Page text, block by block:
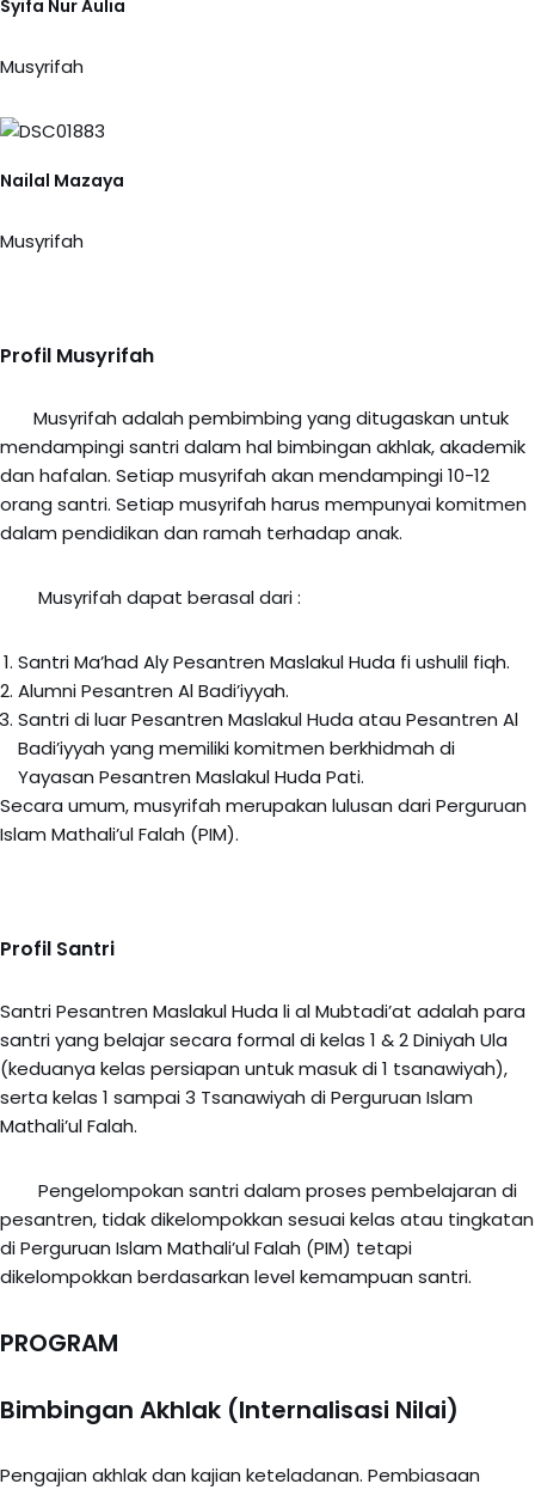
Syifa Nur Aulia
Musyrifah
Nailal Mazaya
Musyrifah
Profil Musyrifah
Musyrifah adalah pembimbing yang ditugaskan untuk
mendampingi santri dalam hal bimbingan akhlak, akademik
dan hafalan. Setiap musyrifah akan mendampingi 10-12
orang santri. Setiap musyrifah harus mempunyai komitmen
dalam pendidikan dan ramah terhadap anak.
Musyrifah dapat berasal dari :
Santri Ma’had Aly Pesantren Maslakul Huda fi ushulil fiqh.
Alumni Pesantren Al Badi’iyyah.
Santri di luar Pesantren Maslakul Huda atau Pesantren Al
Badi’iyyah yang memiliki komitmen berkhidmah di
Yayasan Pesantren Maslakul Huda Pati.
Secara umum, musyrifah merupakan lulusan dari Perguruan
Islam Mathali’ul Falah (PIM).
Profil Santri
Santri Pesantren Maslakul Huda li al Mubtadi’at adalah para
santri yang belajar secara formal di kelas 1 & 2 Diniyah Ula
(keduanya kelas persiapan untuk masuk di 1 tsanawiyah),
serta kelas 1 sampai 3 Tsanawiyah di Perguruan Islam
Mathali’ul Falah.
Pengelompokan santri dalam proses pembelajaran di
pesantren, tidak dikelompokkan sesuai kelas atau tingkatan
di Perguruan Islam Mathali’ul Falah (PIM) tetapi
dikelompokkan berdasarkan level kemampuan santri.
PROGRAM
Bimbingan Akhlak (Internalisasi Nilai)
Pengajian akhlak dan kajian keteladanan. Pembiasaan